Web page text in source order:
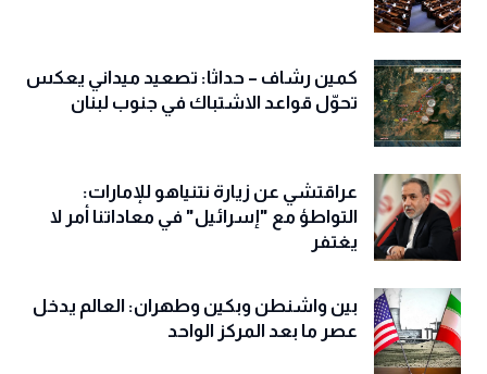
كمين رشاف – حداثا: تصعيد ميداني يعكس
تحوّل قواعد الاشتباك في جنوب لبنان
عراقتشي عن زيارة نتنياهو للإمارات:
التواطؤ مع "إسرائيل" في معاداتنا أمر لا
يغتفر
بين واشنطن وبكين وطهران: العالم يدخل
عصر ما بعد المركز الواحد